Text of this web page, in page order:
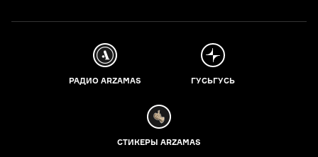
РАДИО ARZAMAS ГУСЬГУСЬ
СТИКЕРЫ ARZAMAS